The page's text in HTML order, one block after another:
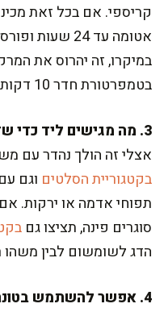
קריספי. אם בכל זאת
אטומה עד 24
במיקרו, זה יהרוס את
בטמפרטורת חדר 10 דקות.
3. מה מגישים ליד כדי שזה ירגיש ארוחה שלמה?
אצלי זה הולך נהדר עם
בקטגוריית הסלטים וגם
תפוחי אדמה או ירקות.
סוגרים פינה, תציצו גם
הדג לשומשום לבין
4. אפשר להשתמש בטונה קפואה?